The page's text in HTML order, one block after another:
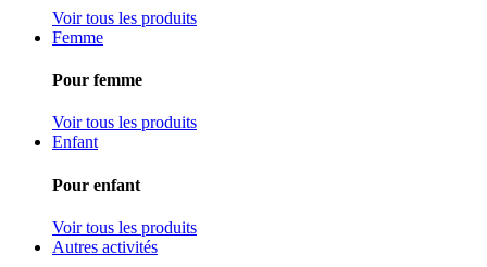
Voir tous les produits
Femme
Pour femme
Voir tous les produits
Enfant
Pour enfant
Voir tous les produits
Autres activités